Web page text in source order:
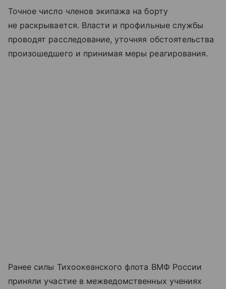
Точное число членов экипажа на борту
не раскрывается. Власти и профильные службы
проводят расследование, уточняя обстоятельства
произошедшего и принимая меры реагирования.
Ранее силы Тихоокеанского флота ВМФ России
приняли участие в межведомственных учениях